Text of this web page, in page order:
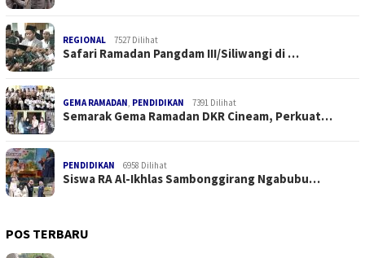
REGIONAL 7527 Dilihat
Safari Ramadan Pangdam III/Siliwangi di …
GEMA RAMADAN, PENDIDIKAN 7391 Dilihat
Semarak Gema Ramadan DKR Cineam, Perkuat…
PENDIDIKAN 6958 Dilihat
Siswa RA Al-Ikhlas Sambonggirang Ngabubu…
POS TERBARU